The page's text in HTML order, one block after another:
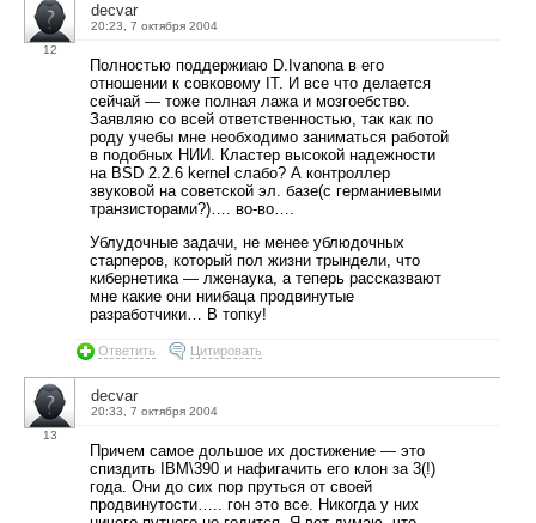
12
decvar
20:23, 7 октября 2004
Полностью поддержиаю D.Ivanona в его
отношении к совковому IT. И все что делается
сейчай — тоже полная лажа и мозгоебство.
Заявляю со всей ответственностью, так как по
роду учебы мне необходимо заниматься работой
в подобных НИИ. Кластер высокой надежности
на BSD 2.2.6 kernel слабо? А контроллер
звуковой на советской эл. базе(с германиевыми
транзисторами?)…. во-во….
Ублудочные задачи, не менее ублюдочных
старперов, который пол жизни трындели, что
кибернетика — лженаука, а теперь рассказвают
мне какие они ниибаца продвинутые
разработчики… В топку!
Ответить Цитировать
13
decvar
20:33, 7 октября 2004
Причем самое дольшое их достижение — это
спиздить IBM\390 и нафигачить его клон за 3(!)
года. Они до сих пор пруться от своей
продвинутости….. гон это все. Никогда у них